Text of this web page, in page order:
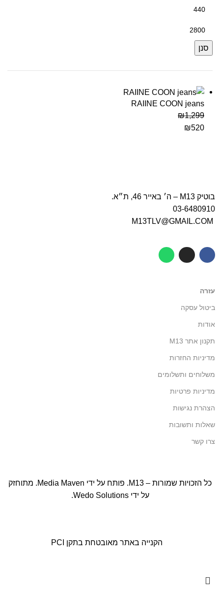
סנן
RAIINE COON jeans
₪1,299
₪520
בוטיק M13 – ה׳ באייר 46, ת״א.
03-6480910
עזרה
ביטול עסקה
אודות
תקנון אתר M13
מדיניות החזרות
משלוחים ותשלומים
מדיניות פרטיות
הצהרת נגישות
שאלות ותשובות
צרו קשר
כל הזכויות שמורות – M13. פותח על ידי Media Maven. מתוחזק
על ידיWedo Solutions
.
הקנייה באתר מאובטחת בתקן PCI